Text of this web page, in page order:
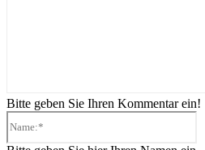
Bitte geben Sie Ihren Kommentar ein!